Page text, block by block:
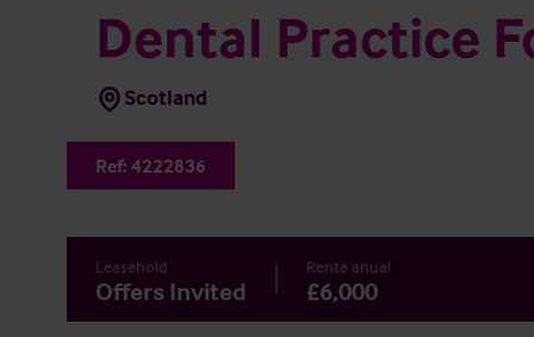
Dental Practice
Scotland
Ref: 4222836
Leasehold
Offers Invited
Renta anual
£6,000